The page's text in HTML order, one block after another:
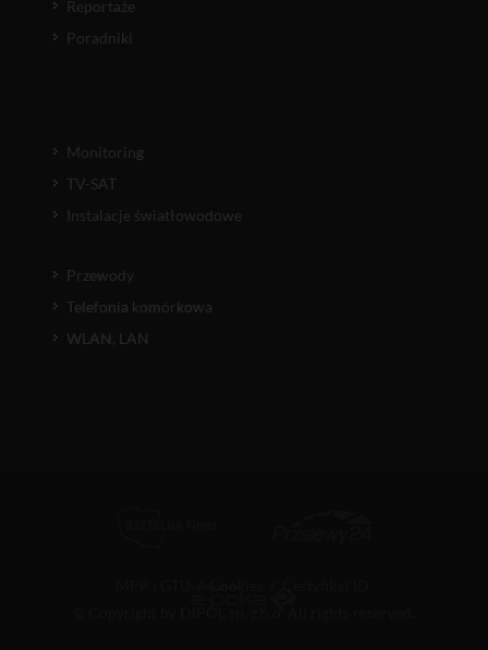
Reportaże
Poradniki
Monitoring
TV-SAT
Instalacje światłowodowe
Przewody
Telefonia komórkowa
WLAN, LAN